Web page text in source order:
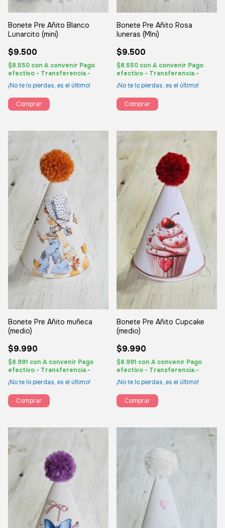
Bonete Pre Añito Blanco
Lunarcito (mini)
$9.500
$8.550 con A convenir Pago
efectivo - Transferencia.-
¡No te lo pierdas, es el último!
Comprar
Bonete Pre Añito Rosa
luneras (MIni)
$9.500
$8.550 con A convenir Pago
efectivo - Transferencia.-
¡No te lo pierdas, es el último!
Comprar
Bonete Pre Añito muñeca
(medio)
$9.990
$8.991 con A convenir Pago
efectivo - Transferencia.-
¡No te lo pierdas, es el último!
Comprar
Bonete Pre Añito Cupcake
(medio)
$9.990
$8.991 con A convenir Pago
efectivo - Transferencia.-
¡No te lo pierdas, es el último!
Comprar